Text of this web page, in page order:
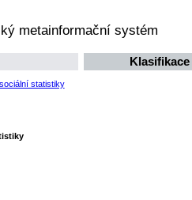
metainformační systém
Klasifikace
statistiky